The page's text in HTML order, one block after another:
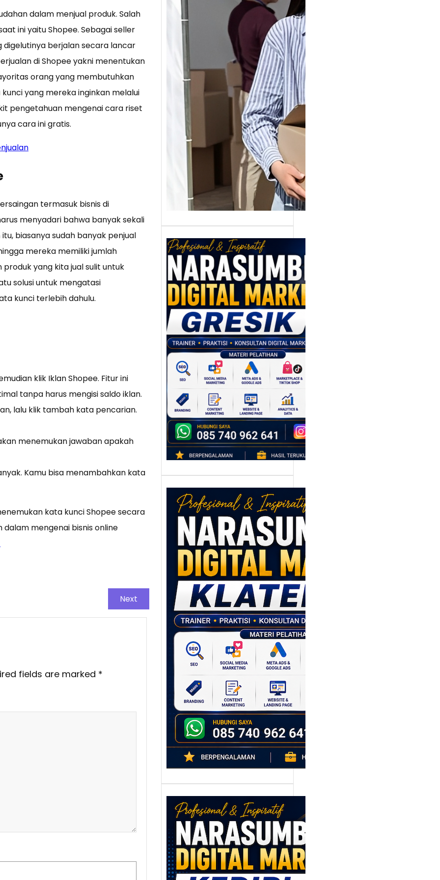
dalam menjual produk. Salah
ini yaitu Shopee. Sebagai seller
digelutinya berjalan secara lancar
di Shopee yakni menentukan
orang yang membutuhkan
yang mereka inginkan melalui
pengetahuan mengenai cara riset
cara ini gratis.
termasuk bisnis di
menyadari bahwa banyak sekali
biasanya sudah banyak penjual
mereka memiliki jumlah
yang kita jual sulit untuk
solusi untuk mengatasi
kunci terlebih dahulu.
klik Iklan Shopee. Fitur ini
tanpa harus mengisi saldo iklan.
lalu klik tambah kata pencarian.
menemukan jawaban apakah
Kamu bisa menambahkan kata
kata kunci Shopee secara
mengenai bisnis online
Next
fields are marked *
Tik Tok Buat
Jualan, Gimana
Strateginya ?
Baca Juga Cara
Berjualan Di Tiktokshop
TikTok menjadi tempat
Narasumber
Digital Marketing
Gresik:
Meningkatkan
Daya Saing SDM
dan Bisnis di Era
Transformasi
Digital
Perkembangan dunia
industri tidak hanya
mengubah cara
perusahaan
memproduksi barang,…
Narasumber
Digital Marketing
Klaten: Membantu
UMKM dan SDM
Lokal Naik Kelas
Melalui Strategi
Digital
Setiap daerah memiliki
potensi ekonomi yang
berbeda, dan Klaten
adalah…
Narasumber
Digital Marketing
Kediri: Membangun